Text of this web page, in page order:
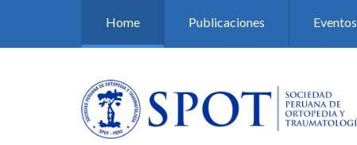
Home Publicaciones Eventos